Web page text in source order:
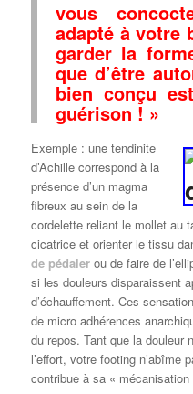
vous
adapté à votre
garder la
que d’être
bien conçu
guérison ! »
Exemple : une tendinite
d’Achille correspond à la
présence d’un magma
fibreux au sein de la
cordelette reliant le mollet au
cicatrice et orienter le tissu
de pédalerou de faire de
si les douleurs disparaissent
d’échauffement. Ces
de micro adhérences
du repos. Tant que la douleur
l’effort, votre footing n’abîme
contribue à sa «